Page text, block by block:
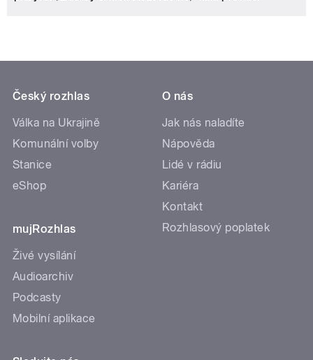
Český rozhlas
Válka na Ukrajině
Komunální volby
Stanice
eShop
mujRozhlas
Živé vysílání
Audioarchiv
Podcasty
Mobilní aplikace
O nás
Jak nás naladíte
Nápověda
Lidé v rádiu
Kariéra
Kontakt
Rozhlasový poplatek